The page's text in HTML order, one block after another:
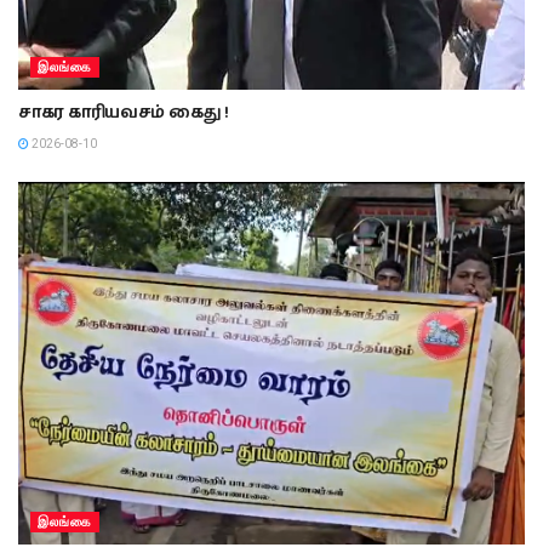
இலங்கை
சாகர காரியவசம் கைது !
2026-08-10
இலங்கை